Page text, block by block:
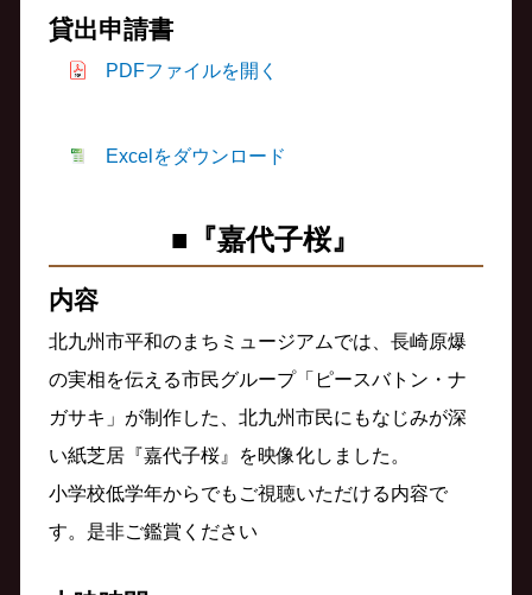
貸出申請書
PDFファイルを開く
Excelをダウンロード
■『嘉代子桜』
内容
北九州市平和のまちミュージアムでは、長崎原爆
の実相を伝える市民グループ「ピースバトン・ナ
ガサキ」が制作した、北九州市民にもなじみが深
い紙芝居『嘉代子桜』を映像化しました。
小学校低学年からでもご視聴いただける内容で
す。是非ご鑑賞ください